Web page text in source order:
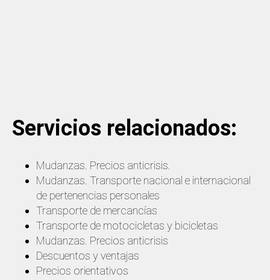
Servicios relacionados:
Mudanzas. Precios anticrisis.
Mudanzas. Transporte nacional e internacional
de pertenencias personales
Transporte de mercancías
Transporte de motocicletas y bicicletas
Mudanzas. Precios anticrisis
Descuentos y ventajas
Precios orientativos